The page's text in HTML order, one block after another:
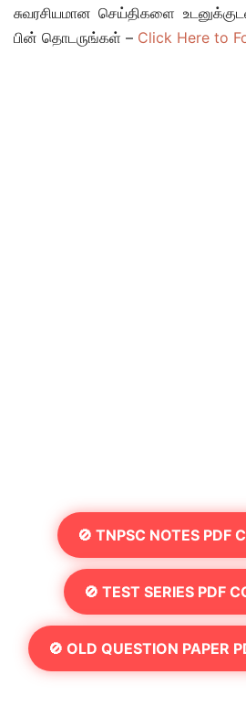
சுவரசியமான செய்திகளை
பின் தொடருங்கள் – Click Here to
🚫 TNPSC NOTES PDF
🚫 TEST SERIES PDF
🚫 OLD QUESTION PAPER